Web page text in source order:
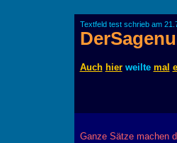
Textfeld test schrieb am
Auch hierweilte mal
Ganze Sätze machen